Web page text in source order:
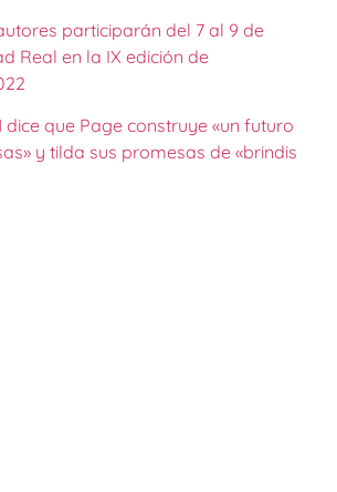
participarán del 7 al 9 de
Real en la IX edición de
dice que Page construye «un futuro
y tilda sus promesas de «brindis